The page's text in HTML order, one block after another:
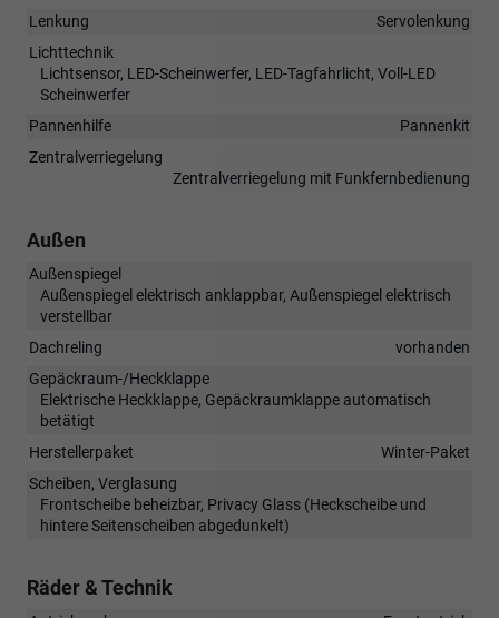
Lenkung
Servolenkung
Lichttechnik
Lichtsensor, LED-Scheinwerfer, LED-Tagfahrlicht, Voll-LED
Scheinwerfer
Pannenhilfe
Pannenkit
Zentralverriegelung
Zentralverriegelung mit Funkfernbedienung
Außen
Außenspiegel
Außenspiegel elektrisch anklappbar, Außenspiegel elektrisch
verstellbar
Dachreling
vorhanden
Gepäckraum-/Heckklappe
Elektrische Heckklappe, Gepäckraumklappe automatisch
betätigt
Herstellerpaket
Winter-Paket
Scheiben, Verglasung
Frontscheibe beheizbar, Privacy Glass (Heckscheibe und
hintere Seitenscheiben abgedunkelt)
Räder & Technik